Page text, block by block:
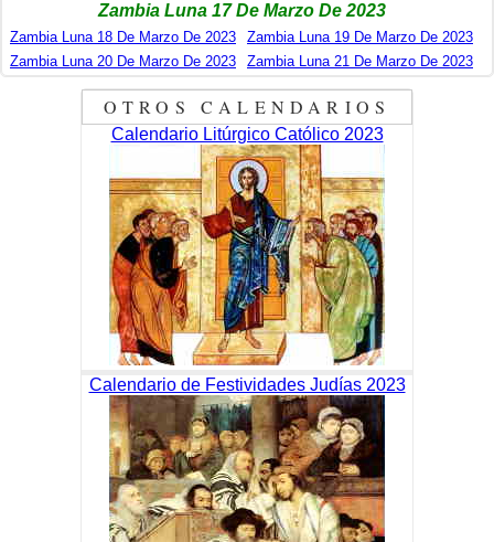
Zambia Luna 17 De Marzo De 2023
Zambia Luna 18 De Marzo De 2023
Zambia Luna 19 De Marzo De 2023
Zambia Luna 20 De Marzo De 2023
Zambia Luna 21 De Marzo De 2023
OTROS CALENDARIOS
Calendario Litúrgico Católico 2023
Calendario de Festividades Judías 2023